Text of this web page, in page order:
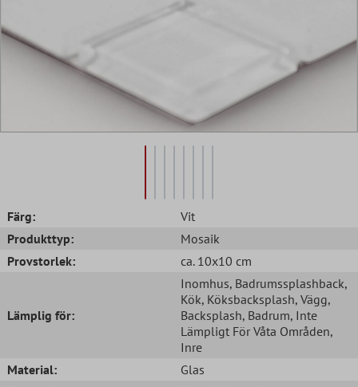
Färg:
Vit
Produkttyp:
Mosaik
Provstorlek:
ca. 10x10 cm
Lämplig för:
Inomhus, Badrumssplashback,
Kök, Köksbacksplash, Vägg,
Backsplash, Badrum, Inte
Lämpligt För Våta Områden,
Inre
Material:
Glas